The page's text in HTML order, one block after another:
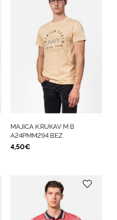
MAJICA K.RUKAV M B
A24PMM294 BEZ
4,50€